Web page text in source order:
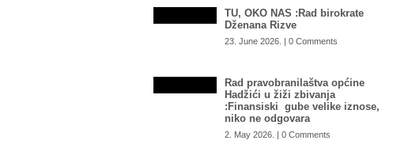
TU, OKO NAS :Rad birokrate
Dženana Rizve
23. June 2026. | 0 Comments
Rad pravobranilaštva općine
Hadžići u žiži zbivanja
:Finansiski gube velike iznose,
niko ne odgovara
2. May 2026. | 0 Comments